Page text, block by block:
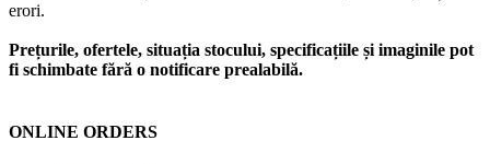
erori.
Prețurile, ofertele, situația stocului, specificațiile și imaginile pot
fi schimbate fără o notificare prealabilă.
ONLINE ORDERS